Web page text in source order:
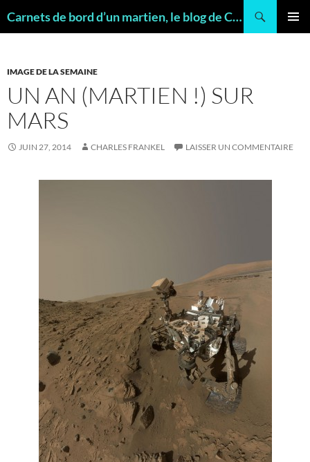
Carnets de bord d’un martien, le blog de Charles FRANKEL, géologue
IMAGE DE LA SEMAINE
UN AN (MARTIEN !) SUR
MARS
JUIN 27, 2014 CHARLES FRANKEL LAISSER UN COMMENTAIRE